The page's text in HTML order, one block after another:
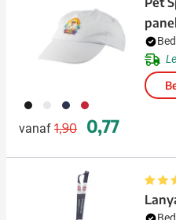
001 002 005 008
vanaf
Normale prijs
1,90
Speciale prijs
0,77